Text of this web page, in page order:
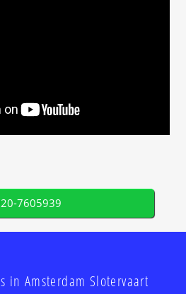
7605939
in Amsterdam Slotervaart